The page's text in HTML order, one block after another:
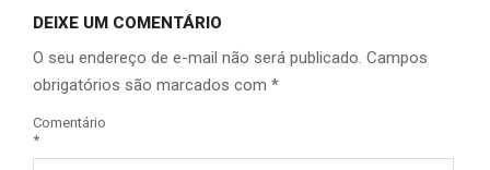
DEIXE UM COMENTÁRIO
O seu endereço de e-mail não será publicado. Campos
obrigatórios são marcados com *
Comentário
*